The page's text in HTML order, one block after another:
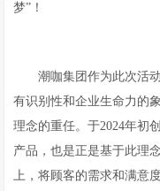
梦”！
潮咖集团作为此次活
有识别性和企业生命力的
理念的重任。于2024年初
产品，也是正是基于此理
上，将顾客的需求和满意